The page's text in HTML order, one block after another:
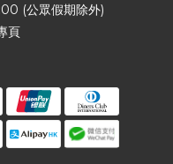
(公眾假期除外)
頁